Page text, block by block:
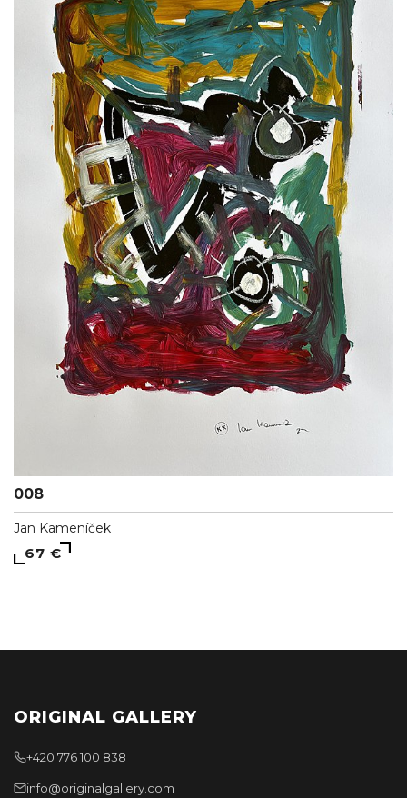
008
Jan Kameníček
67 €
ORIGINAL GALLERY
+420 776 100 838
info@originalgallery.com